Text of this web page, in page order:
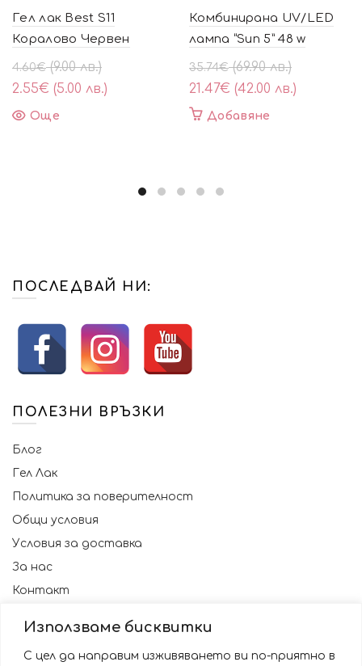
Използваме бисквитки
С цел да направим изживяването ви по-приятно в
Гел лак Best S11
Коралово Червен
4.60€ (9.00 лв.)
Original
price
was:
2.55€ (5.00 лв.)
Текущата
цена
е:
Още
Комбинирана UV/LED
лампа “Sun 5” 48 w
35.74€ (69.90 лв.)
Original
price
was:
35.74€
21.47€ (42.00 лв.)
Текущата
цена
е:
21.47€
Добавяне
ПОСЛЕДВАЙ НИ:
ПОЛЕЗНИ ВРЪЗКИ
Блог
Гел Лак
Политика за поверителност
Общи условия
Условия за доставка
За нас
Контакт